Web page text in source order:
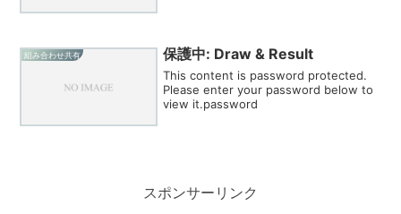
組み合わせ共有 保護中: Draw & Result
This content is password protected.
Please enter your password below to
view it.password
スポンサーリンク